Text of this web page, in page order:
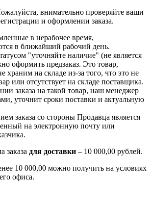
внимательно проверяйте ваши
и оформлении заказа.
в нерабочее время,
в ближайший рабочий день.
"уточняйте наличие" (не является
оформить предзаказ. Это товар,
храним на складе из-за того, что это не
или отсутствует на складе поставщика.
заказа на такой товар, наш менеджер
уточнит сроки поставки и актуальную
заказа со стороны Продавца является
на электронную почту или
заказа для доставки – 10 000,00 рублей.
10 000,00 можно получить на условиях
офиса.